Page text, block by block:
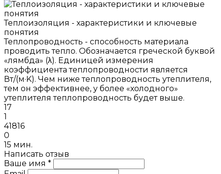
Теплоизоляция - характеристики и ключевые
понятия
Теплопроводность - способность материала
проводить тепло. Обозначается греческой буквой
«лямбда» (λ). Единицей измерения
коэффициента теплопроводности является
Вт/(м·K). Чем ниже теплопроводность утеплителя,
тем он эффективнее, у более «холодного»
утеплителя теплопроводность будет выше.
17
1
41816
0
15 мин.
Написать отзыв
Ваше имя *